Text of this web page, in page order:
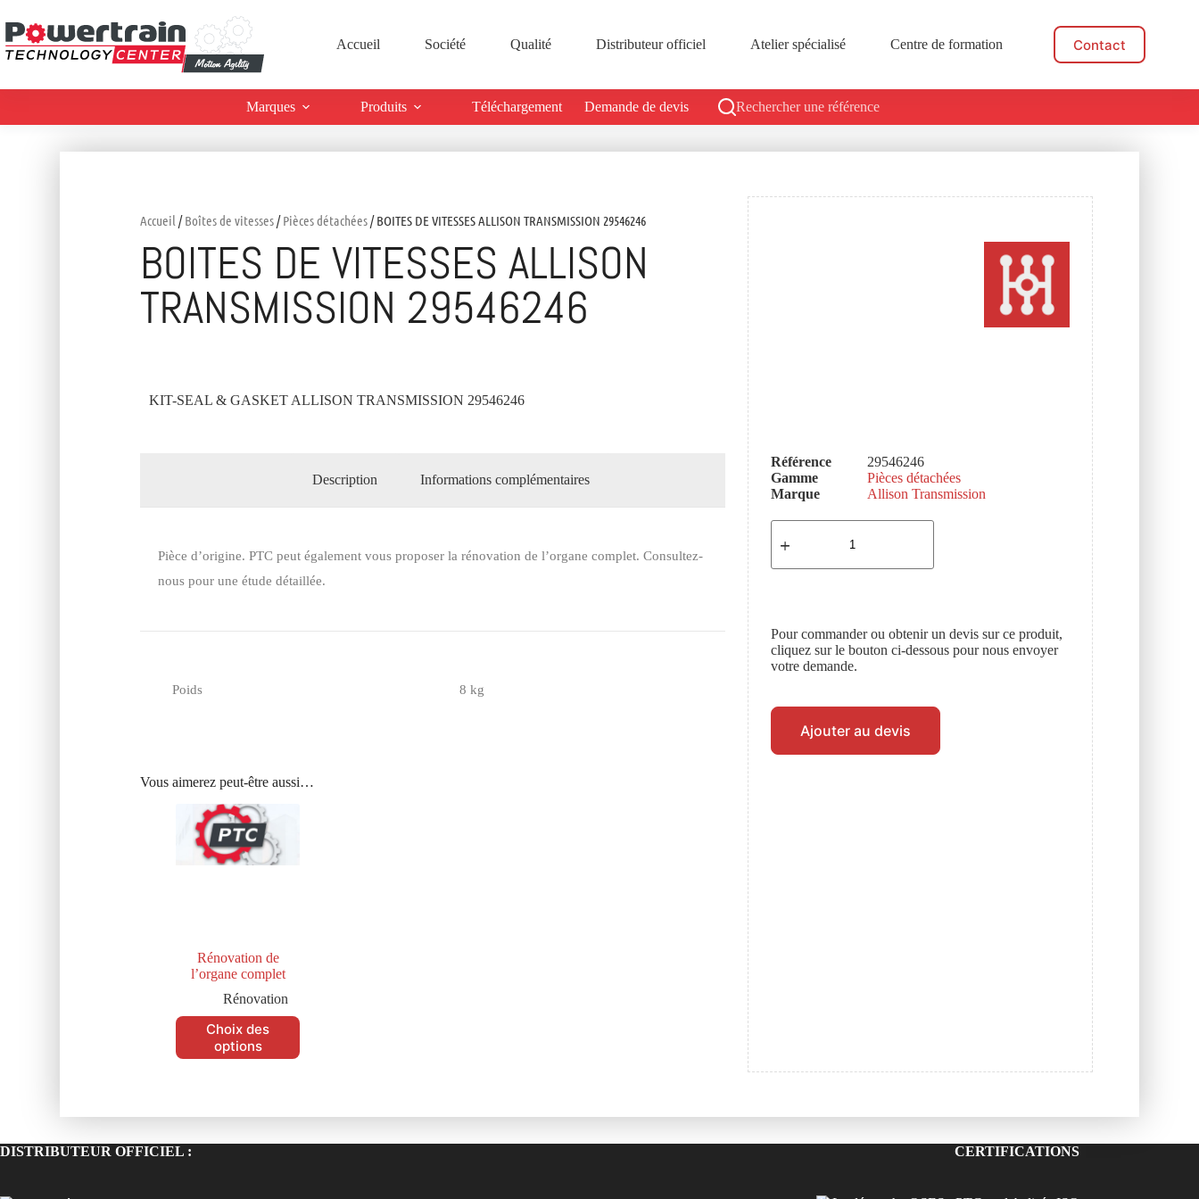
Accueil Société Qualité Distributeur officiel Atelier spécialisé Centre de formation Actualités
Contact
Marques Produits Téléchargement Demande de devis Rechercher une référence
Accueil /Boîtes de vitesses/Pièces détachées/ BOITES DE VITESSES ALLISON TRANSMISSION 29546246
BOITES DE VITESSES ALLISON
TRANSMISSION 29546246
KIT-SEAL & GASKET ALLISON TRANSMISSION 29546246
Description Informations complémentaires
Pièce d’origine. PTC peut également vous proposer la rénovation de l’organe complet. Consultez-
nous pour une étude détaillée.
Poids 8 kg
Vous aimerez peut-être aussi…
Rénovation de
l’organe complet
Rénovation
Choix des
options
Référence
29546246
Gamme
Pièces détachées
Marque
Allison Transmission
Pour commander ou obtenir un devis sur ce produit,
cliquez sur le bouton ci-dessous pour nous envoyer
votre demande.
Ajouter au devis
DISTRIBUTEUR OFFICIEL : CERTIFICATIONS